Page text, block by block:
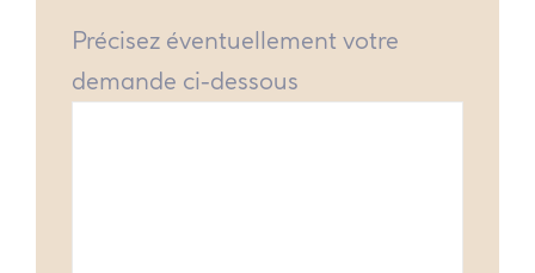
Précisez éventuellement votre
demande ci-dessous